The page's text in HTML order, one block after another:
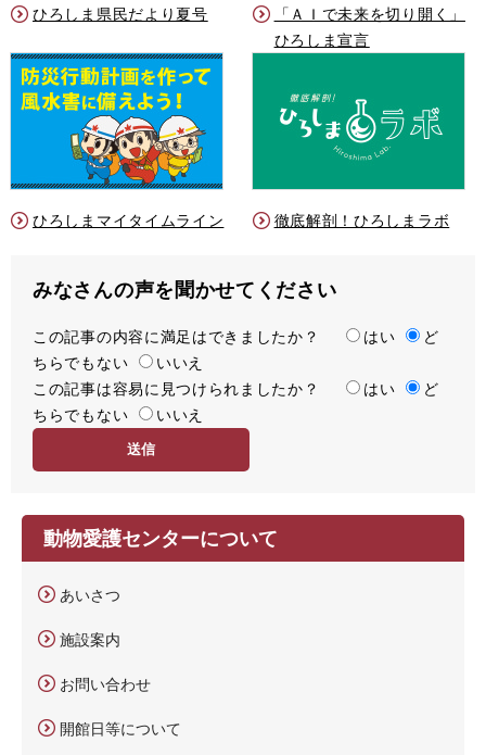
ひろしま県民だより夏号
「ＡＩで未来を切り開く」
ひろしま宣言
ひろしまマイタイムライン 徹底解剖！ひろしまラボ
みなさんの声を聞かせてください
満
足
度
この記事の内容に満足はできましたか？ はい
ど
ちらでもない
いいえ
容
易
この記事は容易に見つけられましたか？ はい
ど
ちらでもない
いいえ
動物愛護センターについて
あいさつ
施設案内
お問い合わせ
開館日等について